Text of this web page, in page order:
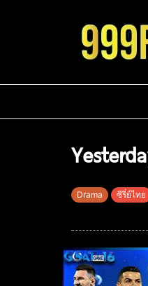
Drama ซีรี่ย์ไทย